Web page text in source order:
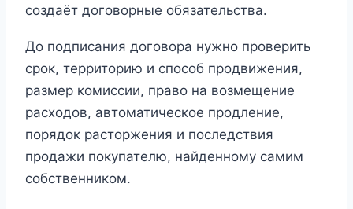
создаёт договорные обязательства.
До подписания договора нужно проверить
срок, территорию и способ продвижения,
размер комиссии, право на возмещение
расходов, автоматическое продление,
порядок расторжения и последствия
продажи покупателю, найденному самим
собственником.